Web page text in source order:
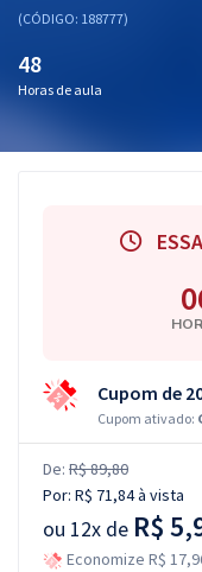
(CÓDIGO: 188777)
48
Horas de aula
Cupom de
Cupom ativado:
De: R$ 89,80
Por: R$ 71,84à vista
ou 12x de R$
Economize R$